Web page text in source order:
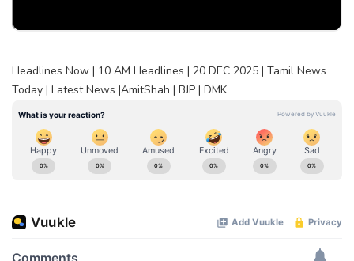
Headlines Now | 10 AM Headlines | 20 DEC 2025 | Tamil News
Today | Latest News |AmitShah | BJP | DMK